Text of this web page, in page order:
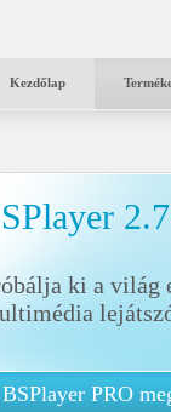
Kezdőlap
ki a világ
BSPlayer PRO